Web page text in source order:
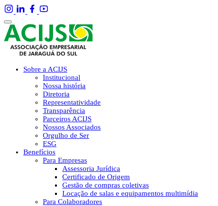
Sobre a ACIJS
Institucional
Nossa história
Diretoria
Representatividade
Transparência
Parceiros ACIJS
Nossos Associados
Orgulho de Ser
ESG
Benefícios
Para Empresas
Assessoria Jurídica
Certificado de Origem
Gestão de compras coletivas
Locação de salas e equipamentos multimídia
Para Colaboradores